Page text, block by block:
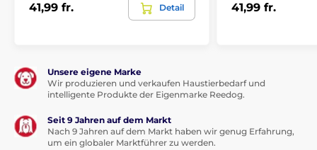
Für kleine Hunde
41,99 fr. Detail 41,99 fr.
Unsere eigene Marke
Wir produzieren und verkaufen Haustierbedarf und
intelligente Produkte der Eigenmarke Reedog.
Seit 9 Jahren auf dem Markt
Nach 9 Jahren auf dem Markt haben wir genug Erfahrung,
um ein globaler Marktführer zu werden.